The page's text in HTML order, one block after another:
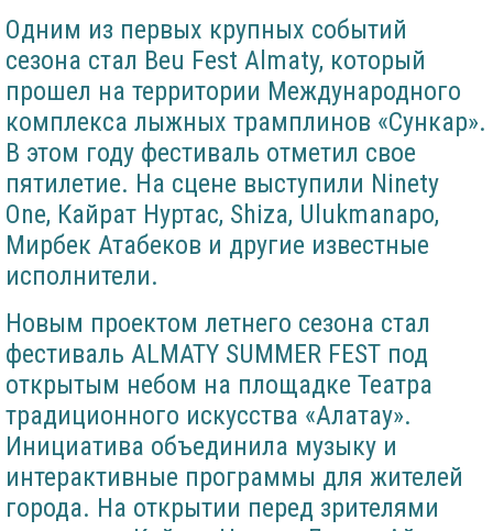
Одним из первых крупных событий
сезона стал Beu Fest Almaty, который
прошел на территории Международного
комплекса лыжных трамплинов «Сункар».
В этом году фестиваль отметил свое
пятилетие. На сцене выступили Ninety
One, Кайрат Нуртас, Shiza, Ulukmanapo,
Мирбек Атабеков и другие известные
исполнители.
Новым проектом летнего сезона стал
фестиваль ALMATY SUMMER FEST под
открытым небом на площадке Театра
традиционного искусства «Алатау».
Инициатива объединила музыку и
интерактивные программы для жителей
города. На открытии перед зрителями